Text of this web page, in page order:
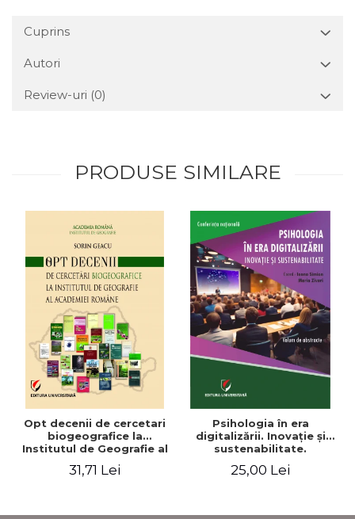
Cuprins
Autori
Review-uri (0)
PRODUSE SIMILARE
Opt decenii de cercetari
biogeografice la
Institutul de Geografie al
31,71 Lei
Psihologia în era
digitalizării. Inovaţie şi
sustenabilitate.
Volum de abstracte
25,00 Lei